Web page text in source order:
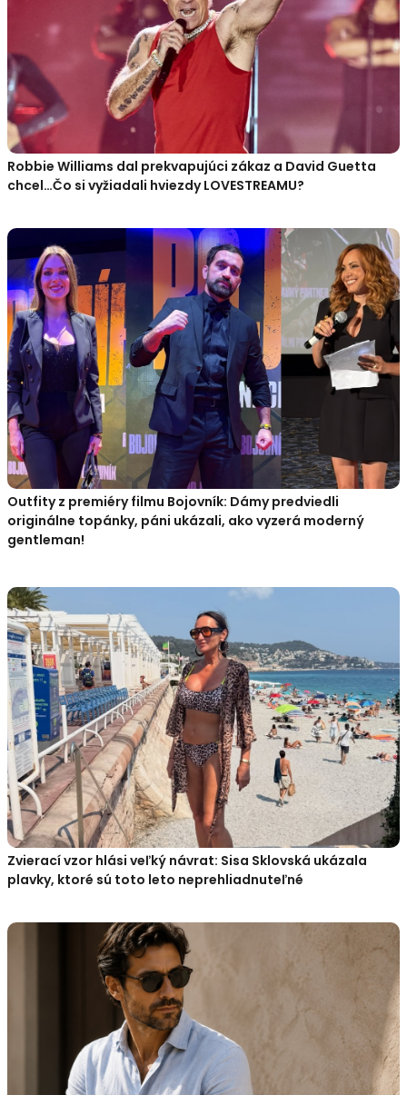
Robbie Williams dal prekvapujúci zákaz a David Guetta
chcel…Čo si vyžiadali hviezdy LOVESTREAMU?
Outfity z premiéry filmu Bojovník: Dámy predviedli
originálne topánky, páni ukázali, ako vyzerá moderný
gentleman!
Zvierací vzor hlási veľký návrat: Sisa Sklovská ukázala
plavky, ktoré sú toto leto neprehliadnuteľné